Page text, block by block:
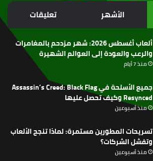
الموقع
RSS
الأشهر تعليقات
ألعاب أغسطس 2026: شهر مزدحم بالمغامرات
والرعب والعودة إلى العوالم الشهيرة
منذ 7 أيام
جميع الأسلحة في Assassin’s Creed: Black Flag
Resynced وكيف تحصل عليها
منذ أسبوعين
تسريحات المطورين مستمرة: لماذا تنجح الألعاب
وتفشل الشركات؟
منذ أسبوعين